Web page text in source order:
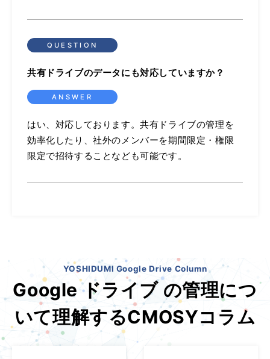
共有ドライブのデータにも対応していますか？
はい、対応しております。共有ドライブの管理を
効率化したり、社外のメンバーを期間限定・権限
限定で招待することなども可能です。
YOSHIDUMI Google Drive Column
Google ドライブ の管理につ
いて理解するCMOSYコラム